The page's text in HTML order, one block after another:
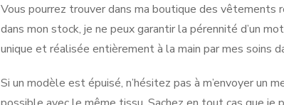
Vous pourrez trouver dans ma boutique des vêtements
dans mon stock, je ne peux garantir la pérennité d’un
unique et réalisée entièrement à la main par mes soins
Si un modèle est épuisé, n’hésitez pas à m’envoyer un